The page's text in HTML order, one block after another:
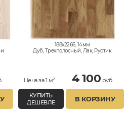
188x2266, 14мм
Дуб, Трехполосный, Лак, Рустик
Цена за 1 м² 4 100 руб.
КУПИТЬ
ДЕШЕВЛЕ
В КОРЗИНУ